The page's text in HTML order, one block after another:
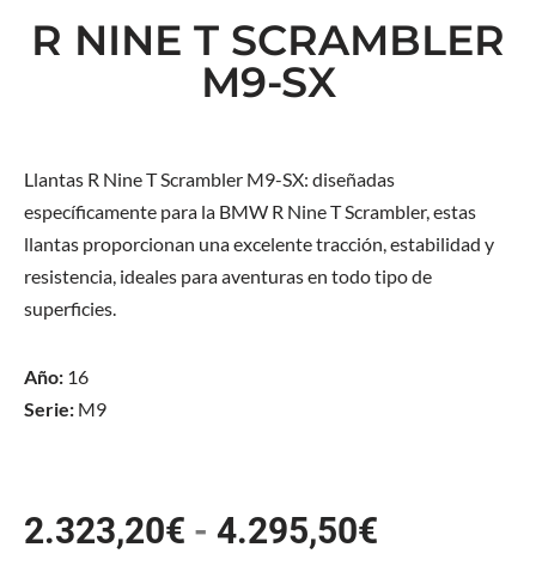
R NINE T SCRAMBLER
M9-SX
Llantas R Nine T Scrambler M9-SX: diseñadas
específicamente para la BMW R Nine T Scrambler, estas
llantas proporcionan una excelente tracción, estabilidad y
resistencia, ideales para aventuras en todo tipo de
superficies.
Año: 16
Serie: M9
2.323,20€ - 4.295,50€